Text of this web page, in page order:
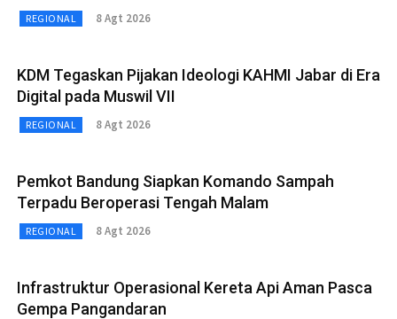
REGIONAL 8 Agt 2026
KDM Tegaskan Pijakan Ideologi KAHMI Jabar di Era
Digital pada Muswil VII
REGIONAL 8 Agt 2026
Pemkot Bandung Siapkan Komando Sampah
Terpadu Beroperasi Tengah Malam
REGIONAL 8 Agt 2026
Infrastruktur Operasional Kereta Api Aman Pasca
Gempa Pangandaran